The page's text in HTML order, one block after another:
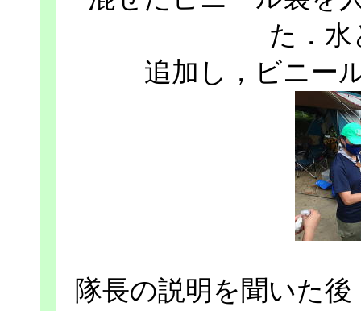
た．
追加し，ビニー
隊長の説明を聞いた